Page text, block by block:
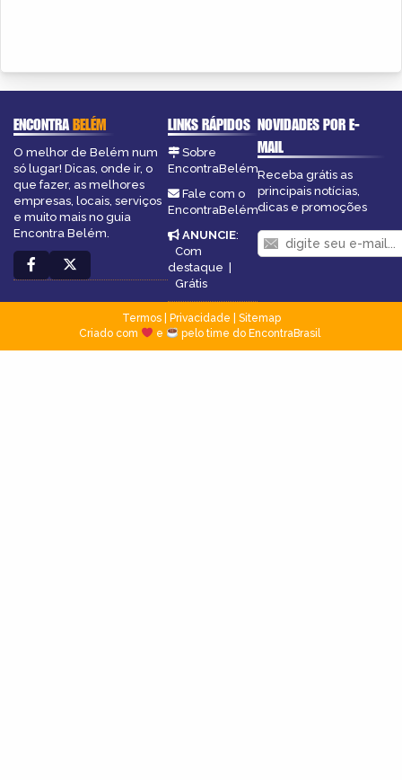
ENCONTRABELÉM
O melhor de Belém num
só lugar! Dicas, onde ir, o
que fazer, as melhores
empresas, locais, serviços
e muito mais no guia
Encontra Belém.
LINKS RÁPIDOS
Sobre
EncontraBelém
Fale com o
EncontraBelém
ANUNCIE:
Com
destaque |
Grátis
NOVIDADES POR E-
MAIL
Receba grátis as
principais notícias,
dicas e promoções
Termos| Privacidade
Sitemap
Criado com
e pelo time do EncontraBrasil